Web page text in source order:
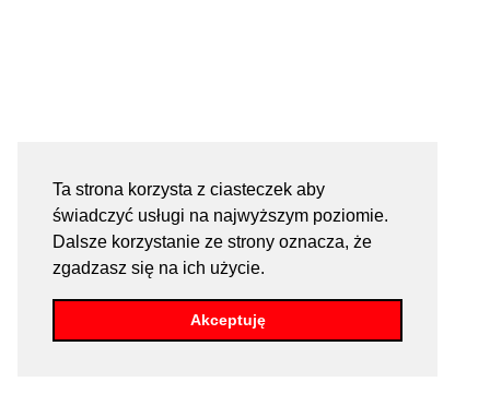
Ta strona korzysta z ciasteczek aby
świadczyć usługi na najwyższym poziomie.
Dalsze korzystanie ze strony oznacza, że
zgadzasz się na ich użycie.
Akceptuję